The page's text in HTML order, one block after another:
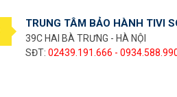
TRUNG TÂM BẢO HÀNH TIVI
39C HAI BÀ TRƯNG - HÀ NỘI
SĐT: 02439.191.666 -